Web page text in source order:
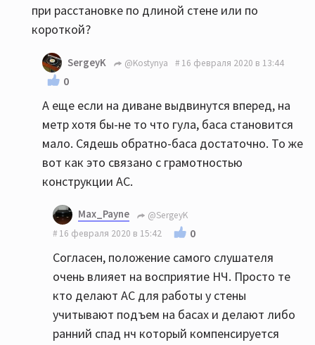
при расстановке по длиной стене или по
короткой?
SergeyK @Kostynya 16 февраля 2020 в 13:44
0
А еще если на диване выдвинутся вперед, на
метр хотя бы-не то что гула, баса становится
мало. Сядешь обратно-баса достаточно. То же
вот как это связано с грамотностью
конструкции АС.
Max_Payne
@SergeyK
16 февраля 2020 в 15:42
0
Согласен, положение самого слушателя
очень влияет на восприятие НЧ. Просто те
кто делают АС для работы у стены
учитывают подъем на басах и делают либо
ранний спад нч который компенсируется